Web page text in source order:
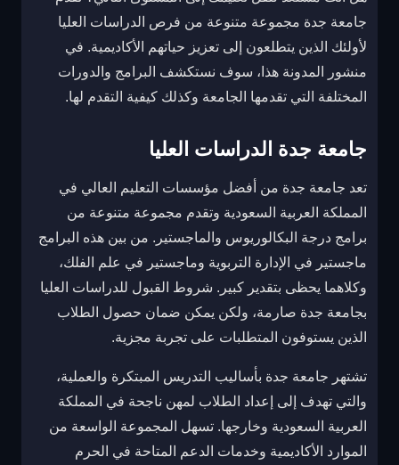
جامعة جدة مجموعة متنوعة من فرص الدراسات العليا
لأولئك الذين يتطلعون إلى تعزيز حياتهم الأكاديمية. في
منشور المدونة هذا، سوف نستكشف البرامج والدورات
المختلفة التي تقدمها الجامعة وكذلك كيفية التقدم لها.
جامعة جدة الدراسات العليا
تعد جامعة جدة من أفضل مؤسسات التعليم العالي في
المملكة العربية السعودية وتقدم مجموعة متنوعة من
برامج درجة البكالوريوس والماجستير. من بين هذه البرامج
ماجستير في الإدارة التربوية وماجستير في علم الفلك،
وكلاهما يحظى بتقدير كبير. شروط القبول للدراسات العليا
بجامعة جدة صارمة، ولكن يمكن ضمان حصول الطلاب
الذين يستوفون المتطلبات على تجربة مجزية.
تشتهر جامعة جدة بأساليب التدريس المبتكرة والعملية،
والتي تهدف إلى إعداد الطلاب لمهن ناجحة في المملكة
العربية السعودية وخارجها. تسهل المجموعة الواسعة من
الموارد الأكاديمية وخدمات الدعم المتاحة في الحرم